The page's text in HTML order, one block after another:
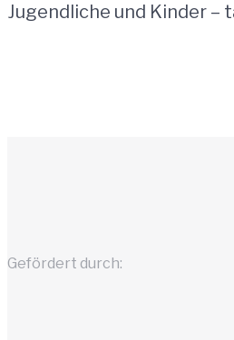
Jugendliche und Kinder –
Gefördert durch: